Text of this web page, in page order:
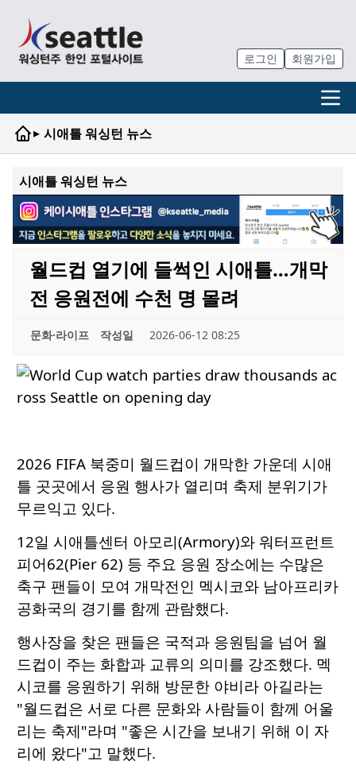
로그인 회원가입
▸ 시애틀 워싱턴 뉴스
시애틀 워싱턴 뉴스
월드컵 열기에 들썩인 시애틀…개막
전 응원전에 수천 명 몰려
문화·라이프 작성일 2026-06-12 08:25
2026 FIFA 북중미 월드컵이 개막한 가운데 시애
틀 곳곳에서 응원 행사가 열리며 축제 분위기가
무르익고 있다.
12일 시애틀센터 아모리(Armory)와 워터프런트
피어62(Pier 62) 등 주요 응원 장소에는 수많은
축구 팬들이 모여 개막전인 멕시코와 남아프리카
공화국의 경기를 함께 관람했다.
행사장을 찾은 팬들은 국적과 응원팀을 넘어 월
드컵이 주는 화합과 교류의 의미를 강조했다. 멕
시코를 응원하기 위해 방문한 야비라 아길라는
"월드컵은 서로 다른 문화와 사람들이 함께 어울
리는 축제"라며 "좋은 시간을 보내기 위해 이 자
리에 왔다"고 말했다.